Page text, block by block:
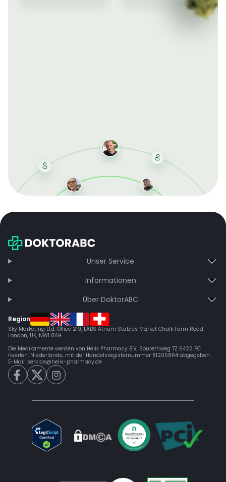
bei jeder Bestellung, erhalten schnelle Lieferung und
Unser Service
Informationen
Über DoktorABC
Region
Sky Marketing Ltd. Office 219, LABS Atrium Stables Market Chalk Farm Road
London, UK, NW1 8AH
Die Medikamente werden von Helix Pharmacy B.V, Sourethweg 7Z 6422 PC
Heerlen, Niederlande, mit der Handelsregisternummer 81205864 abgegeben.
E-Mail: service@helix-pharmacy.de